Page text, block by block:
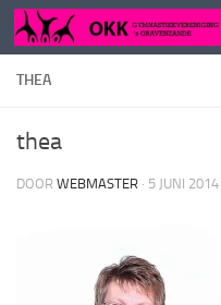
Doorgaan naar inhoud
THEA
thea
DOOR WEBMASTER · 5 JUNI 2014